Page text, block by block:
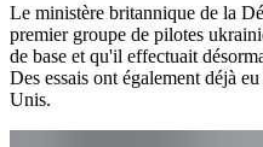
Le ministère britannique de la
premier groupe de pilotes
de base et qu'il effectuait
Des essais ont également déjà
Unis.